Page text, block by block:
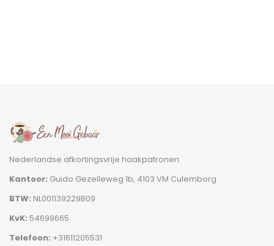
Nederlandse afkortingsvrije haakpatronen
Kantoor: Guido Gezelleweg 1b, 4103 VM Culemborg
BTW: NL001139229B09
KvK: 54699665
Telefoon: +31611205531